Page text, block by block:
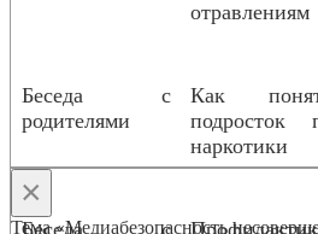
отравлениям
Беседа с
родителями
Как
подросток
наркотики
Беседа с
×
Тема «Медиабезопасность